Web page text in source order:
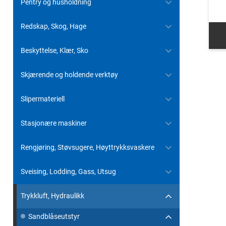
Pentry og husholdning
Redskap, Skog, Hage
Beskyttelse, Klær, Sko
Skjærende og holdende verktøy
Slipermateriell
Stasjonære maskiner
Rengjøring, Støvsugere, Høyttrykksvaskere
Sveising, Lodding, Gass, Utsug
Trykkluft, Hydraulikk
Sandblåseutstyr